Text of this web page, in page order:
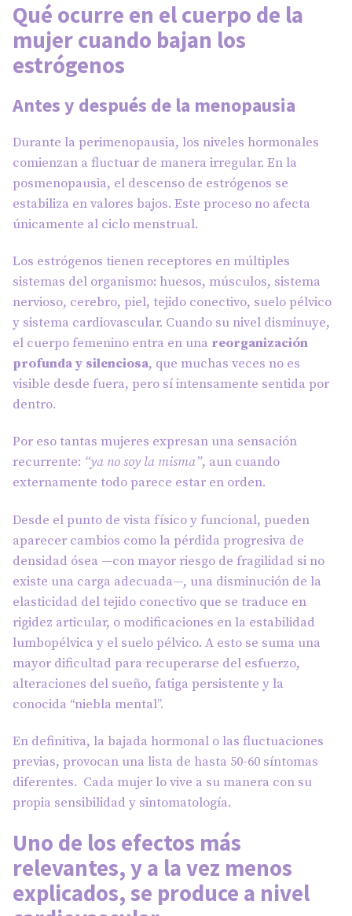
Qué ocurre en el cuerpo de la
mujer cuando bajan los
estrógenos
Antes y después de la menopausia
Durante la perimenopausia, los niveles hormonales
comienzan a fluctuar de manera irregular. En la
posmenopausia, el descenso de estrógenos se
estabiliza en valores bajos. Este proceso no afecta
únicamente al ciclo menstrual.
Los estrógenos tienen receptores en múltiples
sistemas del organismo: huesos, músculos, sistema
nervioso, cerebro, piel, tejido conectivo, suelo pélvico
y sistema cardiovascular. Cuando su nivel disminuye,
el cuerpo femenino entra en una reorganización
profunda y silenciosa, que muchas veces no es
visible desde fuera, pero sí intensamente sentida por
dentro.
Por eso tantas mujeres expresan una sensación
recurrente: “ya no soy la misma”, aun cuando
externamente todo parece estar en orden.
Desde el punto de vista físico y funcional, pueden
aparecer cambios como la pérdida progresiva de
densidad ósea —con mayor riesgo de fragilidad si no
existe una carga adecuada—, una disminución de la
elasticidad del tejido conectivo que se traduce en
rigidez articular, o modificaciones en la estabilidad
lumbopélvica y el suelo pélvico. A esto se suma una
mayor dificultad para recuperarse del esfuerzo,
alteraciones del sueño, fatiga persistente y la
conocida “niebla mental”.
En definitiva, la bajada hormonal o las fluctuaciones
previas, provocan una lista de hasta 50-60 síntomas
diferentes. Cada mujer lo vive a su manera con su
propia sensibilidad y sintomatología.
Uno de los efectos más
relevantes, y a la vez menos
explicados, se produce a nivel